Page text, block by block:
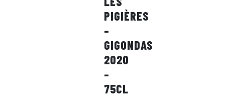
PIGIÈRES
–
GIGONDAS
2020
–
75CL